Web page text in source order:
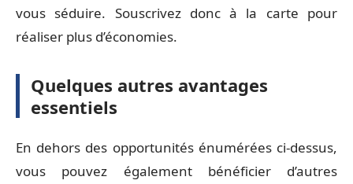
vous séduire. Souscrivez donc à la carte pour
réaliser plus d’économies.
Quelques autres avantages
essentiels
En dehors des opportunités énumérées ci-dessus,
vous pouvez également bénéficier d’autres